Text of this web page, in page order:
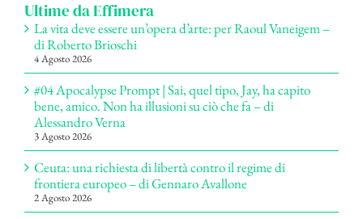
Ultime da Effimera
La vita deve essere un’opera d’arte: per Raoul Vaneigem –
di Roberto Brioschi
4 Agosto 2026
#04 Apocalypse Prompt | Sai, quel tipo, Jay, ha capito
bene, amico. Non ha illusioni su ciò che fa – di
Alessandro Verna
3 Agosto 2026
Ceuta: una richiesta di libertà contro il regime di
frontiera europeo – di Gennaro Avallone
2 Agosto 2026